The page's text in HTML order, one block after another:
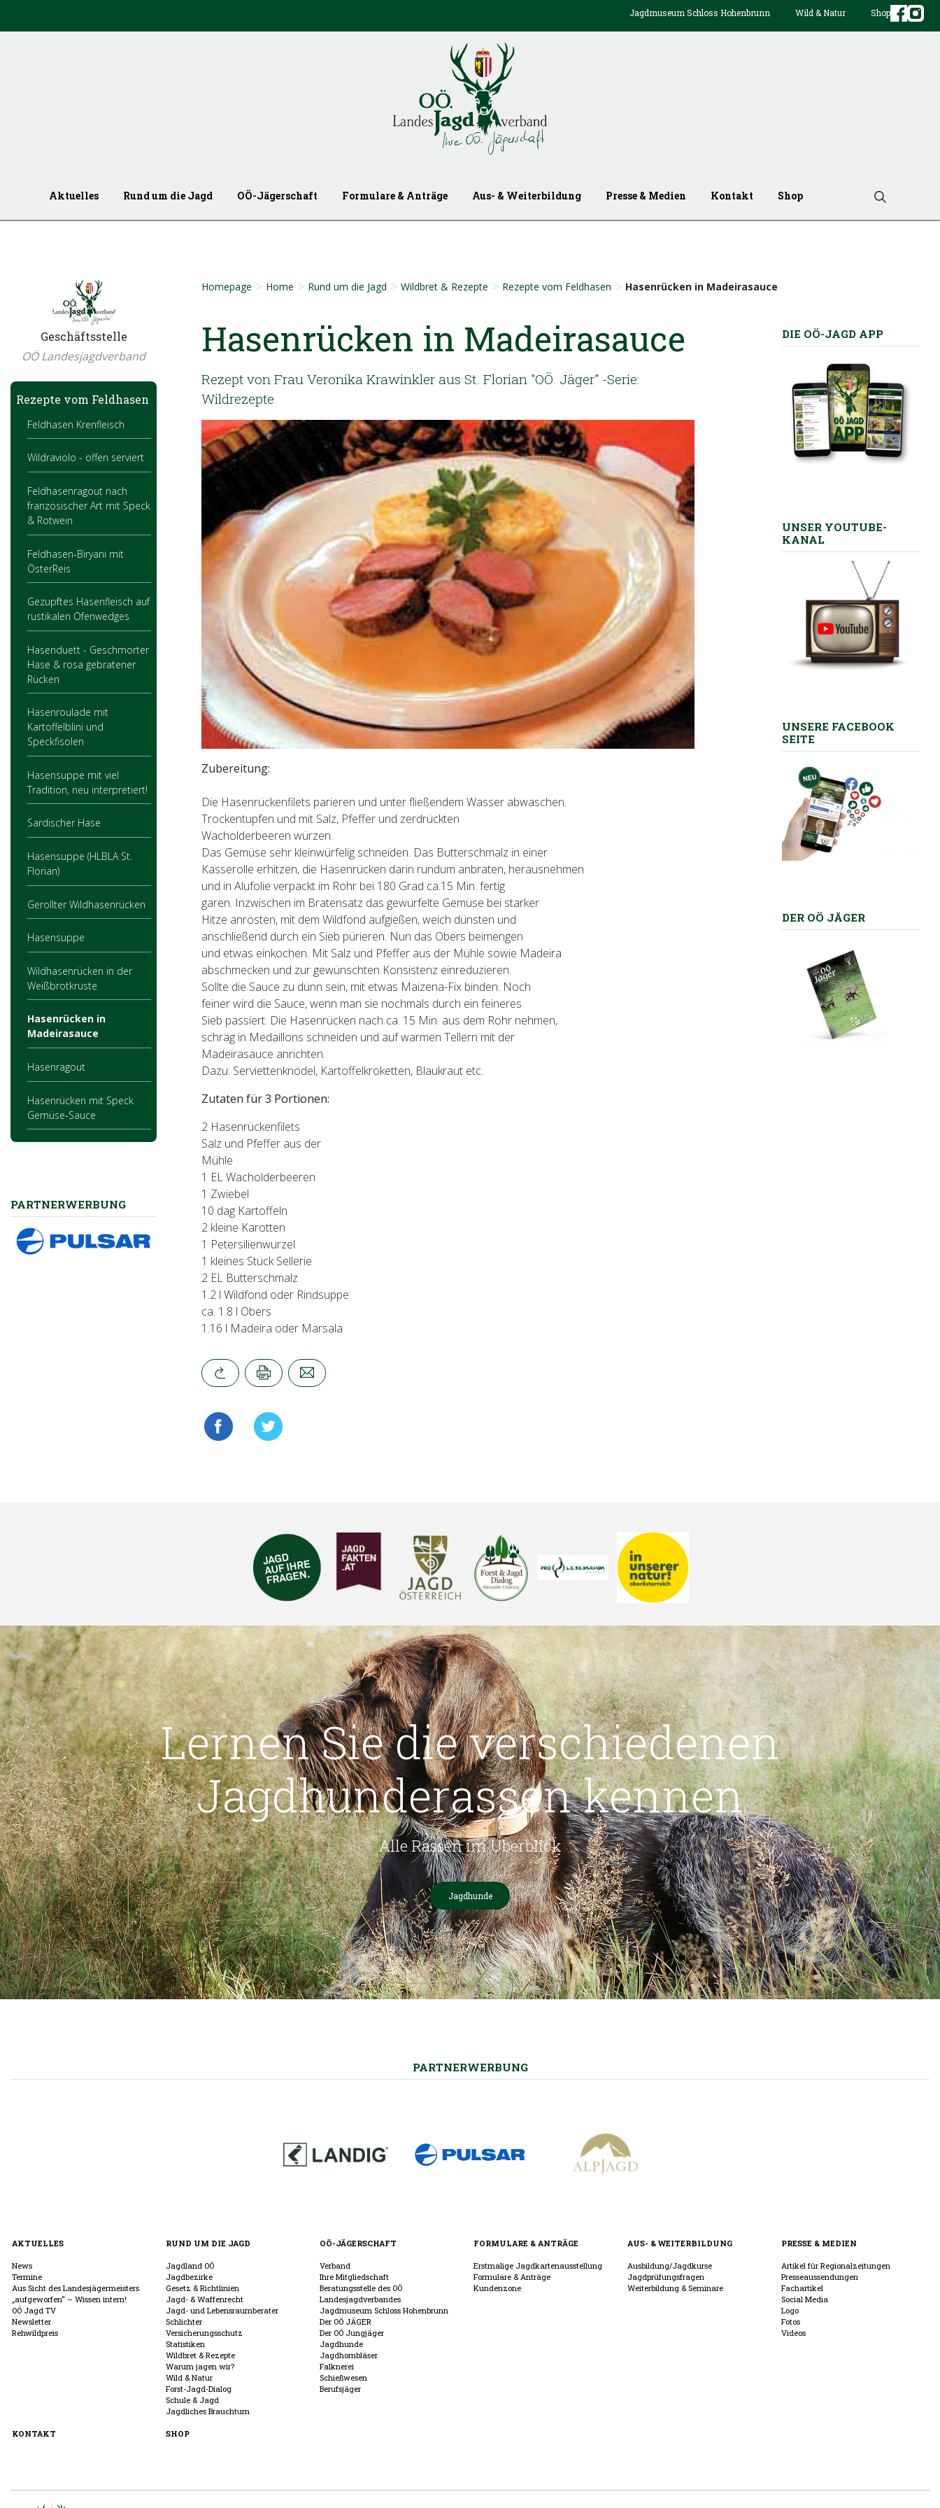
Jagdmuseum Schloss Hohenbrunn Wild & Natur Shop
Aktuelles Rund um die Jagd OÖ-Jägerschaft Formulare & Anträge Aus- & Weiterbildung Presse & Medien Kontakt Shop
Geschäftsstelle
OÖ Landesjagdverband
Rezepte vom Feldhasen
Feldhasen Krenfleisch
Wildraviolo - offen serviert
Feldhasenragout nach
französischer Art mit Speck
& Rotwein
Feldhasen-Biryani mit
ÖsterReis
Gezupftes Hasenfleisch auf
rustikalen Ofenwedges
Hasenduett - Geschmorter
Hase & rosa gebratener
Rücken
Hasenroulade mit
Kartoffelblini und
Speckfisolen
Hasensuppe mit viel
Tradition, neu interpretiert!
Sardischer Hase
Hasensuppe (HLBLA St.
Florian)
Gerollter Wildhasenrücken
Hasensuppe
Wildhasenrücken in der
Weißbrotkruste
Hasenrücken in
Madeirasauce
Hasenragout
Hasenrücken mit Speck
Gemüse-Sauce
PARTNERWERBUNG
Homepage > Home > Rund um die Jagd > Wildbret & Rezepte > Rezepte vom Feldhasen > Hasenrücken in Madeirasauce
Hasenrücken in Madeirasauce
Rezept von Frau Veronika Krawinkler aus St. Florian "OÖ. Jäger" -Serie:
Wildrezepte
Zubereitung:
Die Hasenrückenfilets parieren und unter fließendem Wasser abwaschen.
Trockentupfen und mit Salz, Pfeffer und zerdrückten
Wacholderbeeren würzen.
Das Gemüse sehr kleinwürfelig schneiden. Das Butterschmalz in einer
Kasserolle erhitzen, die Hasenrücken darin rundum anbraten, herausnehmen
und in Alufolie verpackt im Rohr bei 180 Grad ca.15 Min. fertig
garen. Inzwischen im Bratensatz das gewürfelte Gemüse bei starker
Hitze anrösten, mit dem Wildfond aufgießen, weich dünsten und
anschließend durch ein Sieb pürieren. Nun das Obers beimengen
und etwas einkochen. Mit Salz und Pfeffer aus der Mühle sowie Madeira
abschmecken und zur gewünschten Konsistenz einreduzieren.
Sollte die Sauce zu dünn sein, mit etwas Maizena-Fix binden. Noch
feiner wird die Sauce, wenn man sie nochmals durch ein feineres
Sieb passiert. Die Hasenrücken nach ca. 15 Min. aus dem Rohr nehmen,
schräg in Medaillons schneiden und auf warmen Tellern mit der
Madeirasauce anrichten.
Dazu: Serviettenknödel, Kartoffelkroketten, Blaukraut etc.
Zutaten für 3 Portionen:
2 Hasenrückenfilets
Salz und Pfeffer aus der
Mühle
1 EL Wacholderbeeren
1 Zwiebel
10 dag Kartoffeln
2 kleine Karotten
1 Petersilienwurzel
1 kleines Stück Sellerie
2 EL Butterschmalz
1.2 l Wildfond oder Rindsuppe
ca. 1.8 l Obers
1.16 l Madeira oder Marsala
DIE OÖ-JAGD APP
UNSER YOUTUBE-
KANAL
UNSERE FACEBOOK
SEITE
DER OÖ JÄGER
Lernen Sie die verschiedenen
Jagdhunderassen kennen
Alle Rassen im Überblick
Jagdhunde
PARTNERWERBUNG
AKTUELLES
News
Termine
Aus Sicht des Landesjägermeisters
„aufgeworfen“ – Wissen intern!
OÖ Jagd TV
Newsletter
Rehwildpreis
RUND UM DIE JAGD
Jagdland OÖ
Jagdbezirke
Gesetz & Richtlinien
Jagd- & Waffenrecht
Jagd- und Lebensraumberater
Schlichter
Versicherungsschutz
Statistiken
Wildbret & Rezepte
Warum jagen wir?
Wild & Natur
Forst-Jagd-Dialog
Schule & Jagd
Jagdliches Brauchtum
OÖ-JÄGERSCHAFT
Verband
Ihre Mitgliedschaft
Beratungsstelle des OÖ
Landesjagdverbandes
Jagdmuseum Schloss Hohenbrunn
Der OÖ JÄGER
Der OÖ Jungjäger
Jagdhunde
Jagdhornbläser
Falknerei
Schießwesen
Berufsjäger
FORMULARE & ANTRÄGE
Erstmalige Jagdkartenausstellung
Formulare & Anträge
Kundenzone
AUS- & WEITERBILDUNG
Ausbildung/Jagdkurse
Jagdprüfungsfragen
Weiterbildung & Seminare
PRESSE & MEDIEN
Artikel für Regionalzeitungen
Presseaussendungen
Fachartikel
Social Media
Logo
Fotos
Videos
KONTAKT SHOP